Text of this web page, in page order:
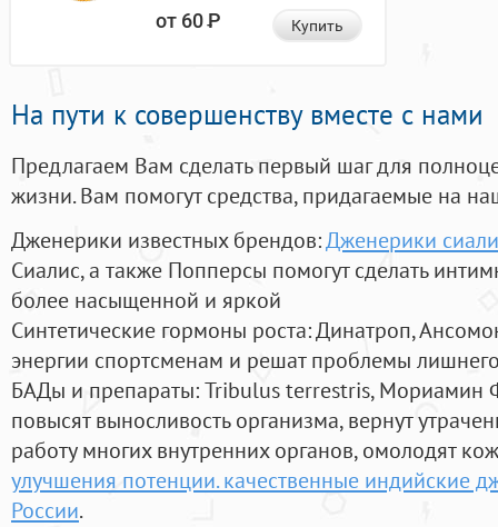
от 60Р Купить
На пути к совершенству вместе с нами
Предлагаем Вам сделать первый шаг для
жизни. Вам помогут средства, придагаемые на
Дженерики известных брендов:Дженерики
Сиалис, а также Попперсы помогут сделать
более насыщенной и яркой
Синтетические гормоны роста: Динатроп,
энергии спортсменам и решат проблемы
БАДы и препараты:Tribulus terrestris, Мориамин
повысят выносливость организма, вернут
работу многих внутренних органов, омолодят
улучшения потенции. качественные индийские
России.